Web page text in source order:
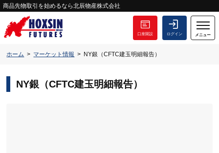
商品先物取引を始めるなら北辰物産株式会社
口座開設 ログイン メニュー
ホーム マーケット情報 NY銀（CFTC建玉明細報告）
NY銀（CFTC建玉明細報告）